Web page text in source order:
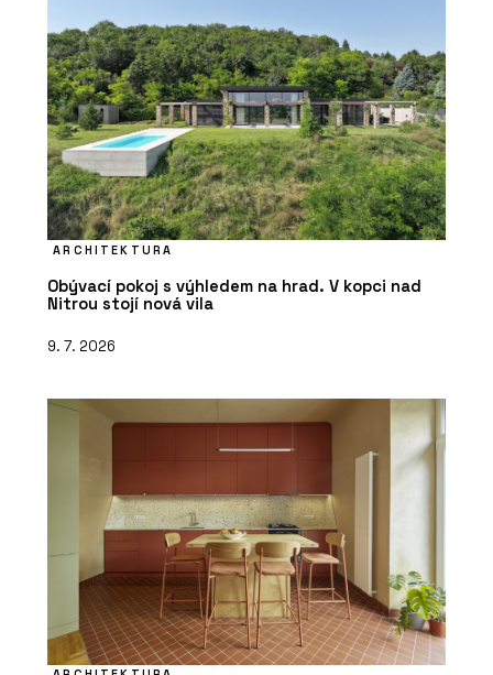
ARCHITEKTURA
Obývací pokoj s výhledem na hrad. V kopci nad
Nitrou stojí nová vila
9. 7. 2026